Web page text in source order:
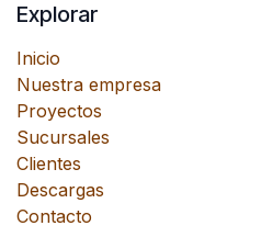
Explorar
Inicio
Nuestra empresa
Proyectos
Sucursales
Clientes
Descargas
Contacto